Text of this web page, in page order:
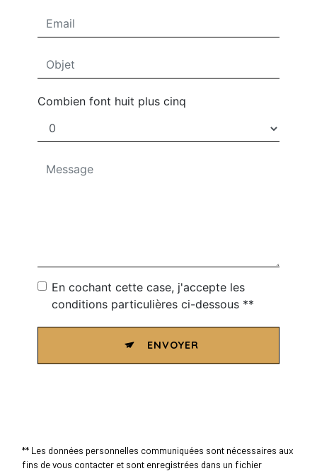
Combien font huit plus cinq
En cochant cette case, j'accepte les
conditions particulières ci-dessous **
ENVOYER
** Les données personnelles communiquées sont nécessaires aux
fins de vous contacter et sont enregistrées dans un fichier